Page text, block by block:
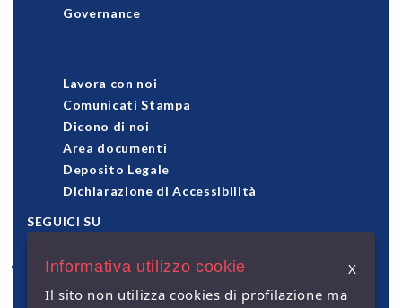
Governance
Lavora con noi
Comunicati Stampa
Dicono di noi
Area documenti
Deposito Legale
Dichiarazione di Accessibilità
SEGUICI SU
pagamenti accettati
Informativa utilizzo cookie
X
Il sito non utilizza cookies di profilazione ma